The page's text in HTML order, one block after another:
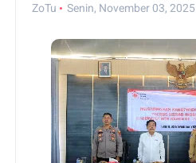
ZoTu Senin, November 03, 2025